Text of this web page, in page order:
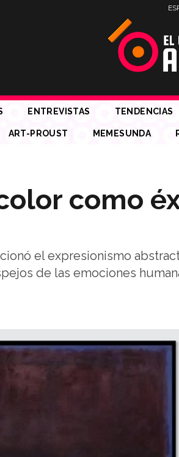
ENTREVISTAS TENDENCIAS
ART-PROUST MEMESUNDA
como
el expresionismo
de las emociones